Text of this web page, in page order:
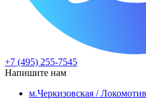
+7 (495) 255-7545
Напишите нам
м.Черкизовская / Локомотив